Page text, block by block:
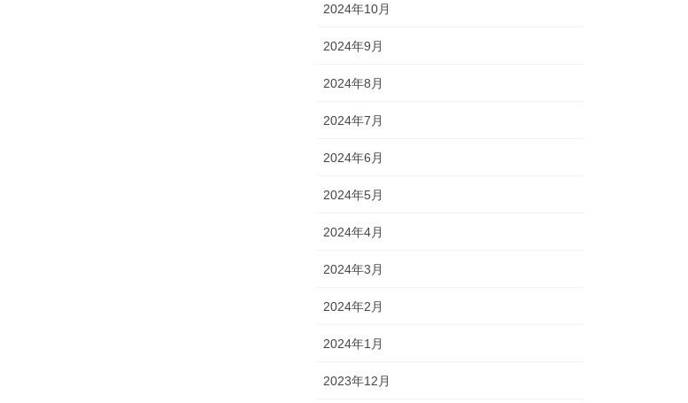
2024年10月
2024年9月
2024年8月
2024年7月
2024年6月
2024年5月
2024年4月
2024年3月
2024年2月
2024年1月
2023年12月